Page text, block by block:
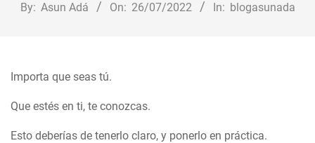
By: Asun Adá On: 26/07/2022 In: blogasunada
Importa que seas tú.
Que estés en ti, te conozcas.
Esto deberías de tenerlo claro, y ponerlo en práctica.